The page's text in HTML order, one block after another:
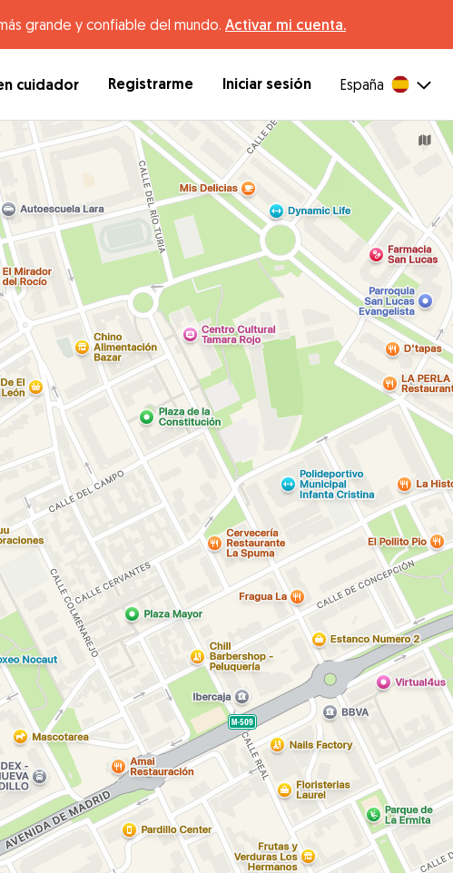
grande y confiable del mundo. Activar mi cuenta.
cuidador Registrarme Iniciar sesión España